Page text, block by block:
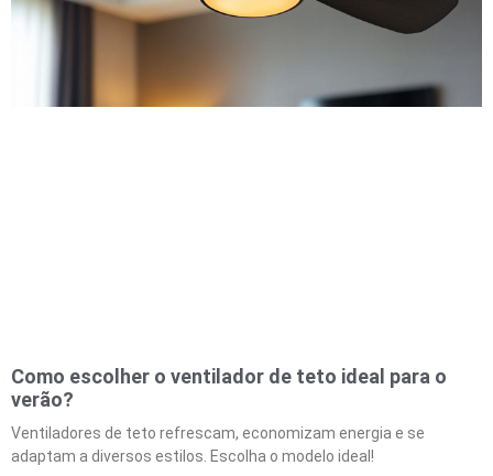
Como escolher o ventilador de teto ideal para o
verão?
Ventiladores de teto refrescam, economizam energia e se
adaptam a diversos estilos. Escolha o modelo ideal!